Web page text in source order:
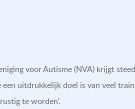
voor Autisme (NVA) krijgt
een uitdrukkelijk doel is van veel
te worden’.